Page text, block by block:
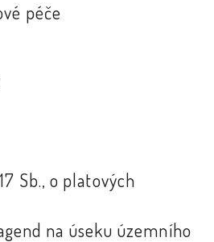
péče
Sb., o platových
na úseku územního